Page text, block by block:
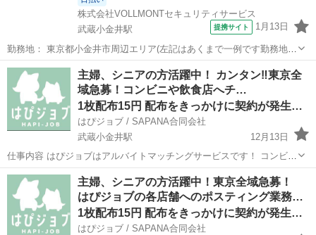
株式会社VOLLMONTセキュリティサービス
武蔵小金井駅
提携サイト 1月13日
勤務地： 東京都小金井市周辺エリア(左記はあくまで一例です勤務地多
数あり) 武蔵小金井駅 徒歩5分 ／ 東小金井駅 徒歩5分 ／ 新小金井駅
徒歩5分 週勤務日時： 週1日~ 09:00〜18:00 雇用形態： パート...
東京 小金井市 武蔵小金井駅 警備員
主婦、シニアの方活躍中！ カンタン‼️東京全
域急募！コンビニや飲食店へチ…
1枚配布15円 配布をきっかけに契約が発生した場合は＋300
はぴジョブ / SAPANA合同会社
武蔵小金井駅
12月13日
仕事内容 はぴジョブはアルバイトマッチングサービスです！ コンビニ
や飲食店などを対象に、「はぴジョブ」の新サービスを告知するチラ
シを配布するお仕事です。 店舗に行き（新しいアルバイト求人サービ
スが始まりました）というお知ら...
東京 小金井市 武蔵小金井駅 軽作業 チラシ
主婦、シニアの方活躍中！東京全域急募！
はぴジョブの各店舗へのポスティング業務…
1枚配布15円 配布をきっかけに契約が発生した場合は＋300
はぴジョブ / SAPANA合同会社